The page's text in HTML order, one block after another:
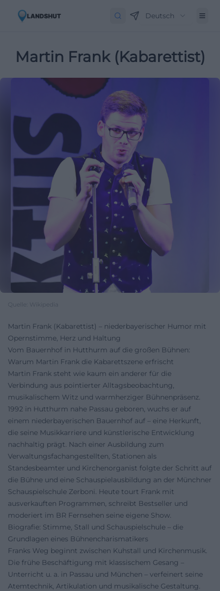
Deutsch
Martin Frank (Kabarettist)
Quelle: Wikipedia
Martin Frank (Kabarettist) – niederbayerischer Humor mit
Opernstimme, Herz und Haltung
Vom Bauernhof in Hutthurm auf die großen Bühnen:
Warum Martin Frank die Kabarettszene erfrischt
Martin Frank steht wie kaum ein anderer für die
Verbindung aus pointierter Alltagsbeobachtung,
musikalischem Witz und warmherziger Bühnenpräsenz.
1992 in Hutthurm nahe Passau geboren, wuchs er auf
einem niederbayerischen Bauernhof auf – eine Herkunft,
die seine Musikkarriere und künstlerische Entwicklung
nachhaltig prägt. Nach einer Ausbildung zum
Verwaltungsfachangestellten, Stationen als
Standesbeamter und Kirchenorganist folgte der Schritt auf
die Bühne und eine Schauspielausbildung an der Münchner
Schauspielschule Zerboni. Heute tourt Frank mit
ausverkauften Programmen, schreibt Bestseller und
moderiert im BR Fernsehen seine eigene Show.
Biografie: Stimme, Stall und Schauspielschule – die
Grundlagen eines Bühnencharismatikers
Franks Weg beginnt zwischen Kuhstall und Kirchenmusik.
Die frühe Beschäftigung mit klassischem Gesang –
Unterricht u. a. in Passau und München – verfeinert seine
Atemtechnik, Artikulation und musikalische Gestaltung.